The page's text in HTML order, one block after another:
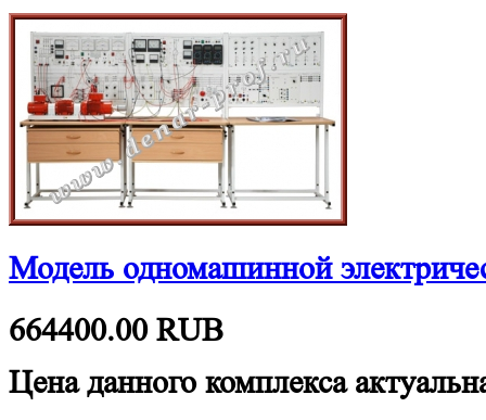
Модель одномашинной
664400.00RUB
Цена данного комплекса